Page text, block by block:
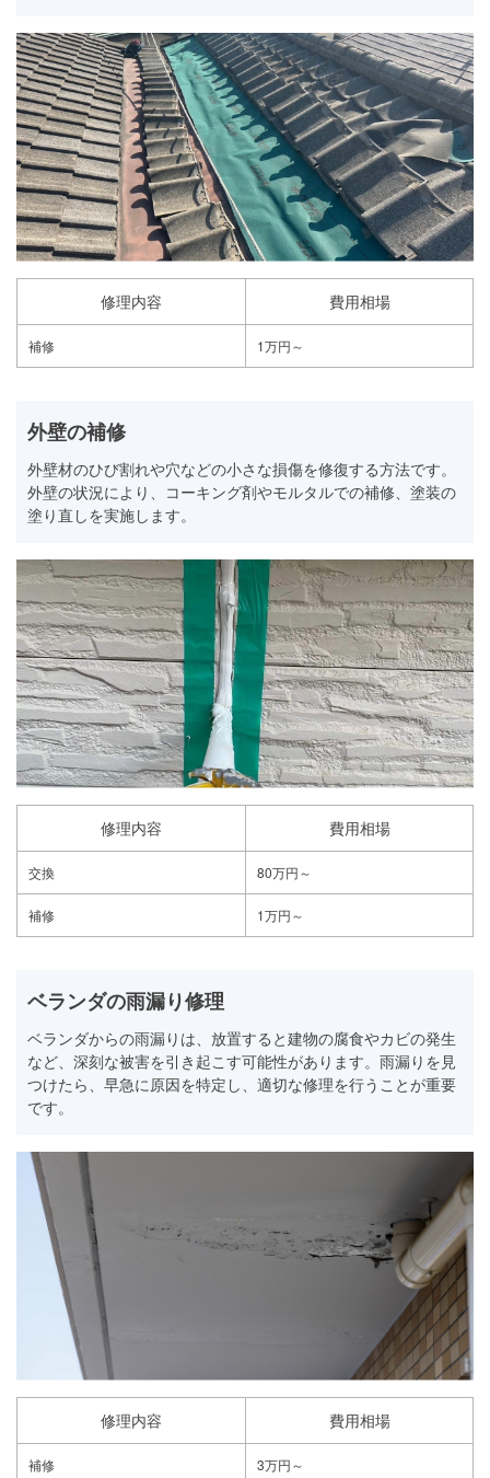
修理内容 費用相場
補修 1万円～
外壁の補修
外壁材のひび割れや穴などの小さな損傷を修復する方法です。
外壁の状況により、コーキング剤やモルタルでの補修、塗装の
塗り直しを実施します。
修理内容 費用相場
交換 80万円～
補修 1万円～
ベランダの雨漏り修理
ベランダからの雨漏りは、放置すると建物の腐食やカビの発生
など、深刻な被害を引き起こす可能性があります。雨漏りを見
つけたら、早急に原因を特定し、適切な修理を行うことが重要
です。
修理内容 費用相場
補修 3万円～